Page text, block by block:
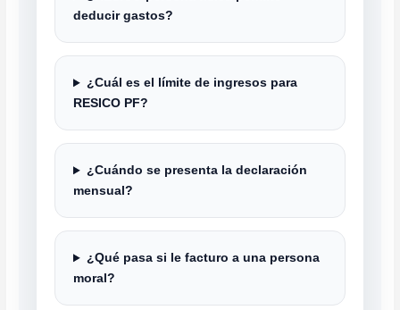
deducir gastos?
¿Cuál es el límite de ingresos para
RESICO PF?
¿Cuándo se presenta la declaración
mensual?
¿Qué pasa si le facturo a una persona
moral?